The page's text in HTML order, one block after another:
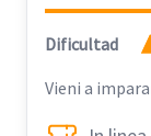
Dificultad
Vieni a